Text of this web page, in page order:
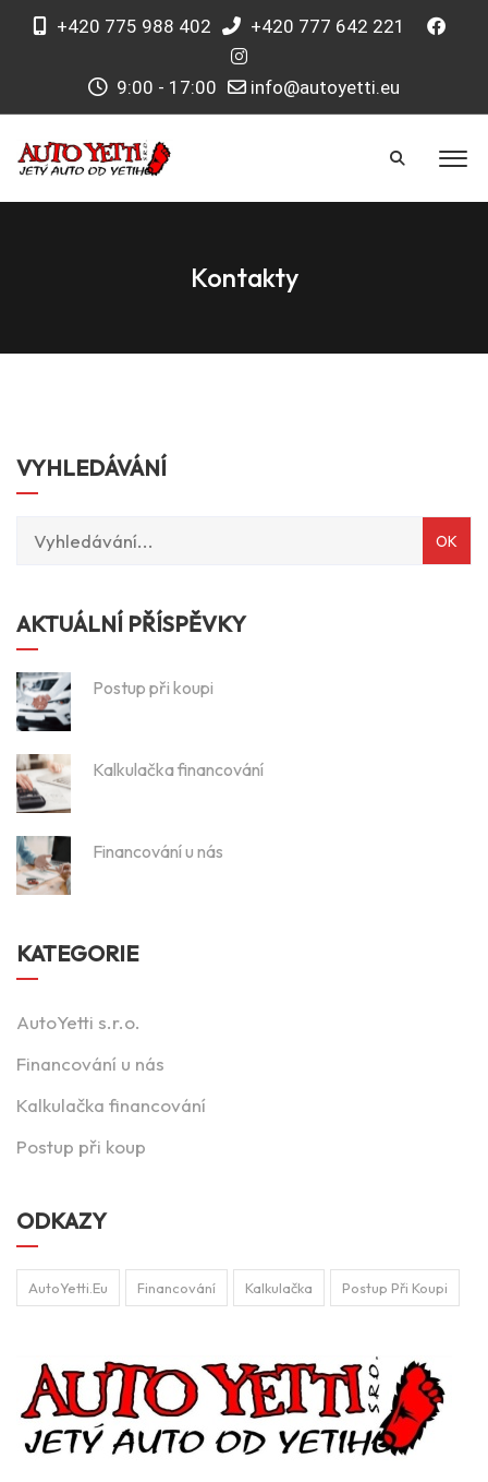
+420 775 988 402 +420 777 642 221
9:00 - 17:00 info@autoyetti.eu
Kontakty
VYHLEDÁVÁNÍ
AKTUÁLNÍ PŘÍSPĚVKY
Postup při koupi
Kalkulačka financování
Financování u nás
KATEGORIE
AutoYetti s.r.o.
Financování u nás
Kalkulačka financování
Postup při koup
ODKAZY
AutoYetti.eu Financování Kalkulačka Postup Při Koupi